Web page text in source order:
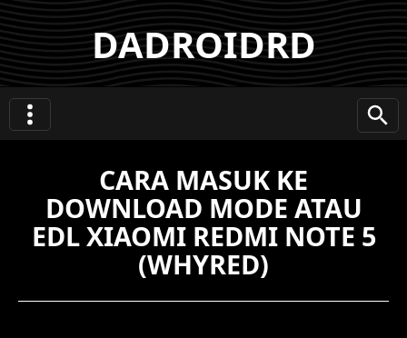
DADROIDRD
CARA MASUK KE
DOWNLOAD MODE ATAU
EDL XIAOMI REDMI NOTE 5
(WHYRED)